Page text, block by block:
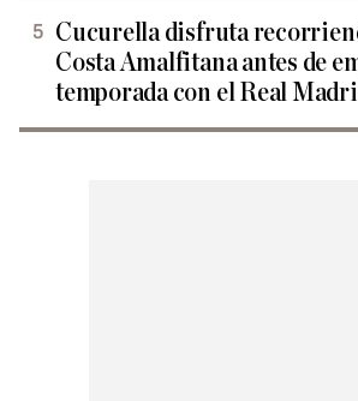
Cucurella disfruta
Costa Amalfitana antes de
temporada con el Real